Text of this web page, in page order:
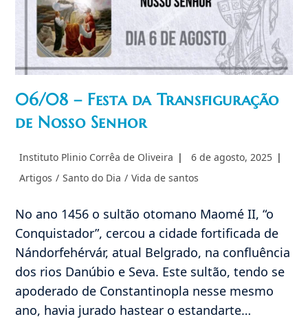
06/08 – Festa da Transfiguração
de Nosso Senhor
Autor
post:
Instituto Plinio Corrêa de Oliveira
Post
6 de agosto, 2025
Categoria
Artigos / Santo do Dia / Vida de santos
No ano 1456 o sultão otomano Maomé II, “o
Conquistador”, cercou a cidade fortificada de
Nándorfehérvár, atual Belgrado, na confluência
dos rios Danúbio e Seva. Este sultão, tendo se
apoderado de Constantinopla nesse mesmo
ano, havia jurado hastear o estandarte…